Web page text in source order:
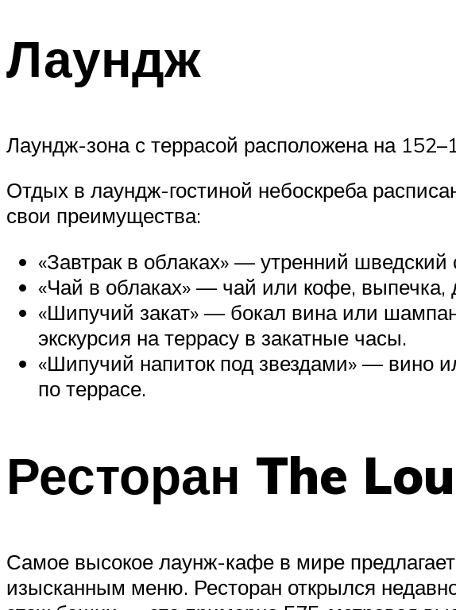
Лаундж
Лаундж-зона с террасой расположена на
Отдых в лаундж-гостиной небоскреба
свои преимущества:
«Завтрак в облаках» — утренний шведский
«Чай в облаках» — чай или кофе, выпечка,
«Шипучий закат» — бокал вина или
экскурсия на террасу в закатные часы.
«Шипучий напиток под звездами» — вино
по террасе.
Ресторан The
Самое высокое лаунж-кафе в мире
изысканным меню. Ресторан открылся